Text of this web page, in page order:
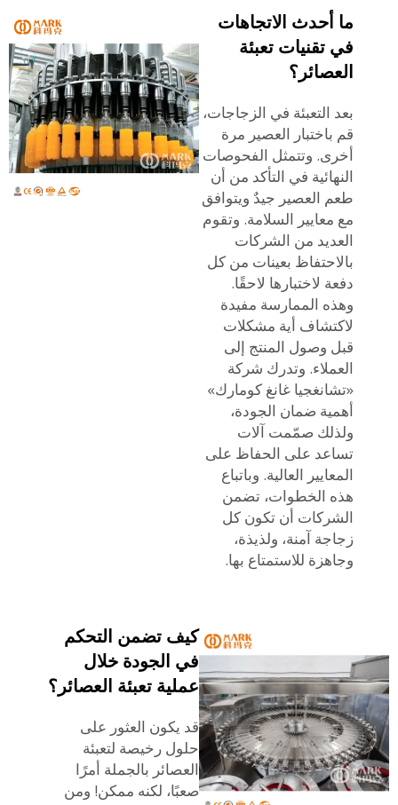
ما أحدث الاتجاهات
في تقنيات تعبئة
العصائر؟
بعد التعبئة في الزجاجات،
قم باختبار العصير مرة
أخرى. وتتمثل الفحوصات
النهائية في التأكد من أن
طعم العصير جيدٌ ويتوافق
مع معايير السلامة. وتقوم
العديد من الشركات
بالاحتفاظ بعينات من كل
دفعة لاختبارها لاحقًا.
وهذه الممارسة مفيدة
لاكتشاف أية مشكلات
قبل وصول المنتج إلى
العملاء. وتدرك شركة
«تشانغجيا غانغ كومارك»
أهمية ضمان الجودة،
ولذلك صمّمت آلات
تساعد على الحفاظ على
المعايير العالية. وباتباع
هذه الخطوات، تضمن
الشركات أن تكون كل
زجاجة آمنة، ولذيذة،
وجاهزة للاستمتاع بها.
كيف تضمن التحكم
في الجودة خلال
عملية تعبئة العصائر؟
قد يكون العثور على
حلول رخيصة لتعبئة
العصائر بالجملة أمرًا
صعبًا، لكنه ممكن! ومن